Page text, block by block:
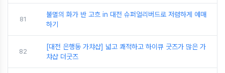
81
불멸의 화가 반 고흐 in 대전 슈퍼얼리버드로 저렴하게 예매
하기
82
[대전 은행동 가챠샵] 넓고 쾌적하고 하이큐 굿즈가 많은 가
챠샵 더굿즈